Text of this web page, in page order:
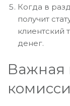
Когда в
получит
клиентский
денег.
Важная